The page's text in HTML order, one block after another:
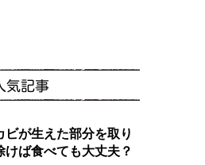
気記事
ビが生えた部分を取り
けば食べても大丈夫？